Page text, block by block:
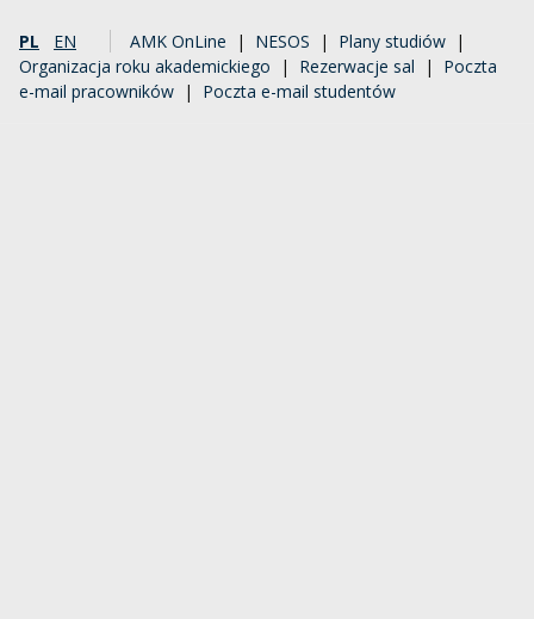
PL EN AMK OnLine | NESOS | Plany studiów |
Organizacja roku akademickiego | Rezerwacje sal | Poczta
e-mail pracowników | Poczta e-mail studentów